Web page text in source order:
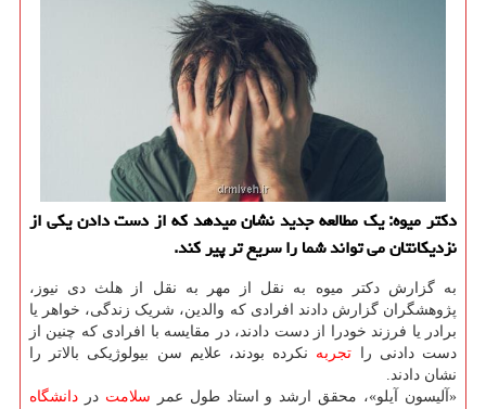
دکتر میوه: یک مطالعه جدید نشان میدهد که از دست دادن یکی از
نزدیکانتان می تواند شما را سریع تر پیر کند.
به گزارش دکتر میوه به نقل از مهر به نقل از هلث دی نیوز،
پژوهشگران گزارش دادند افرادی که والدین، شریک زندگی، خواهر یا
برادر یا فرزند خودرا از دست دادند، در مقایسه با افرادی که چنین از
دست دادنی را تجربه نکرده بودند، علایم سن بیولوژیکی بالاتر را
نشان دادند.
«آلیسون آیلو»، محقق ارشد و استاد طول عمر سلامت در دانشگاه